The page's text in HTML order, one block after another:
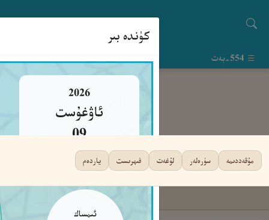
كۈندە بىر
2026
ئاۋغۇست
09
يەكشەنبە
ئىمساك
مۇقەددىمە سۈرەلەر لۇغەت فىھرىست ياردەم